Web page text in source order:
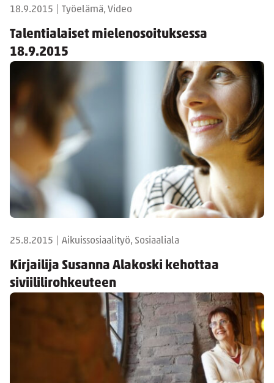
18.9.2015 Työelämä, Video
Talentialaiset mielenosoituksessa
18.9.2015
25.8.2015 Aikuissosiaalityö, Sosiaaliala
Kirjailija Susanna Alakoski kehottaa
siviililirohkeuteen